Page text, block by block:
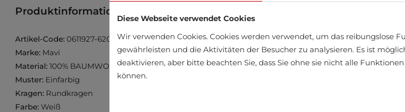
Produktinformation
Artikel-Code: 0611927-620
Marke: Mavi
Material: 100% BAUMWOLLE
Muster: Einfarbig
Kragen: Rundkragen
Farbe: Weiß
Diese Webseite verwendet Cookies
Wir verwenden Cookies. Cookies werden verwendet, um das reibungslose
gewährleisten und die Aktivitäten der Besucher zu analysieren. Es ist
deaktivieren, aber bitte beachten Sie, dass Sie ohne sie nicht alle
können.